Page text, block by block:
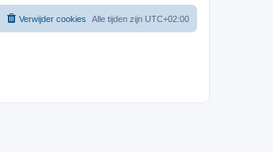
Alle tijden zijn UTC+02:00
Verwijder cookies